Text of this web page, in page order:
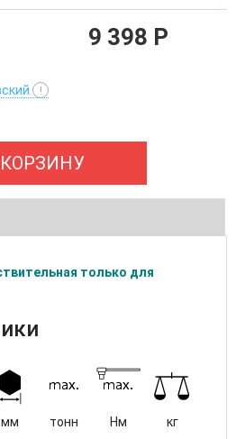
9 398 P
!
только для
мм тонн Нм
кг